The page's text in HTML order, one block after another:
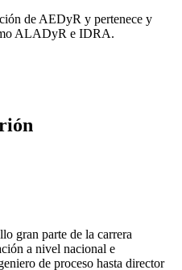
de AEDyR y pertenece y
ALADyR e IDRA.
gran parte de la carrera
a nivel nacional e
de proceso hasta director